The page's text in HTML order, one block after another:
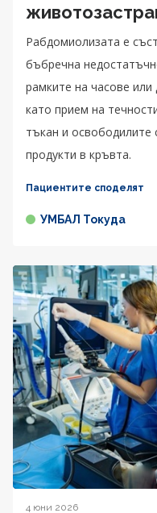
Рабдомиолизата е
бъбречна
рамките на часове
като прием на
тъкан и освободилите
продукти в кръвта.
Пациентите споделят
УМБАЛ Токуда
4 юни 2026